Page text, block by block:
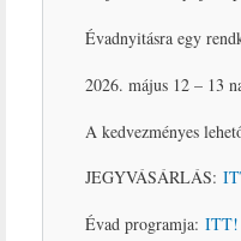
Évadnyitásra egy
2026. május 12 – 13
A kedvezményes
JEGYVÁSÁRLÁS:
Évad programja: ITT!